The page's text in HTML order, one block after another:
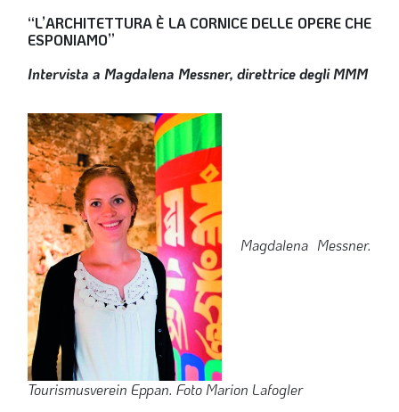
“L’ARCHITETTURA È LA CORNICE DELLE OPERE CHE
ESPONIAMO”
Intervista a Magdalena Messner, direttrice degli MMM
Magdalena Messner.
Tourismusverein Eppan. Foto Marion Lafogler